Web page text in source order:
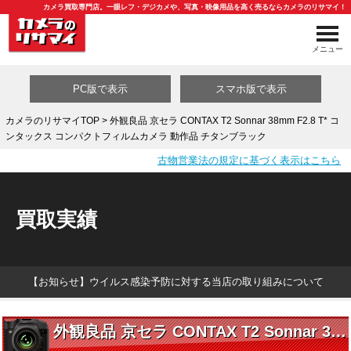
カメラ買取専門店。一眼レフ・デジカメや、写真・映像用品を高く売るならカメラのリサマイ！
メニュー
PC版で表示 スマホ版で表示
カメラのリサマイTOP> 外観良品 京セラ CONTAX T2 Sonnar 38mm F2.8 T* コ
ンタックス コンパクトフィルムカメラ 動作品 チタンブラック
古物営業法の規定に基づく表示はこちら
買取実績
【お知らせ】ウイルス感染予防に対する当店の取り組みについて
外観良品 京セラ CONTAX T2 Sonnar 38mm F2.8 T* コンタックス コンパクトフィルムカメラ 動作品 チタンブラック